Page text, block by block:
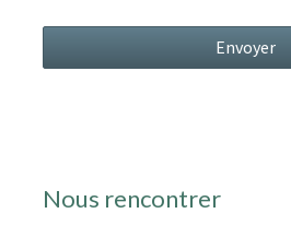
Nous rencontrer